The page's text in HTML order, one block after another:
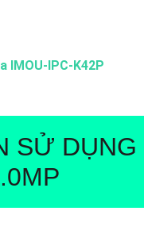
IMOU-IPC-K42P
SỬ DỤNG